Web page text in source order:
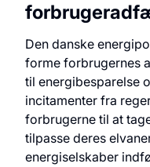
Den danske
forme forbrugernes
til energibesparelse
incitamenter fra
forbrugerne til at
tilpasse deres
energiselskaber